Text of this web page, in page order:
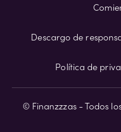
© Finanzzzas - Todos
Descargo de
Política de